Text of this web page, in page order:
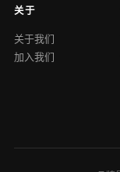
关于
关于我们
加入我们